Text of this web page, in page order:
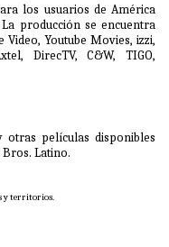
los usuarios de América
producción se encuentra
Youtube Movies, izzi,
DirecTV, C&W, TIGO,
películas disponibles
Latino.
y territorios.